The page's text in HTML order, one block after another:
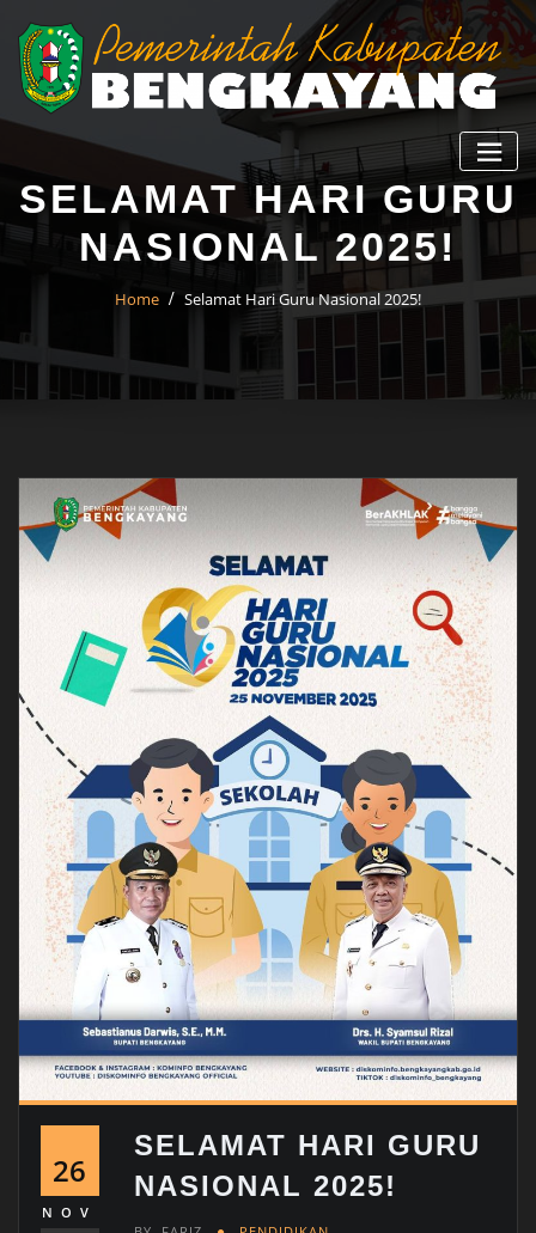
SELAMAT HARI GURU
NASIONAL 2025!
Home Selamat Hari Guru Nasional 2025!
26
NOV
SELAMAT HARI GURU
NASIONAL 2025!